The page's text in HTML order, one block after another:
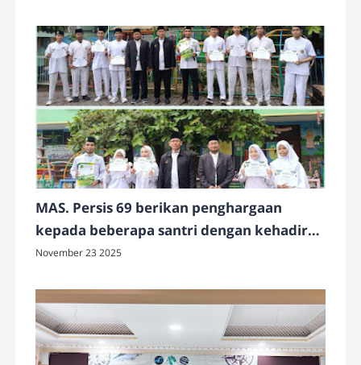
MAS. Persis 69 berikan penghargaan
kepada beberapa santri dengan kehadiran
100% selama satu semester ganjil tahun
November 23 2025